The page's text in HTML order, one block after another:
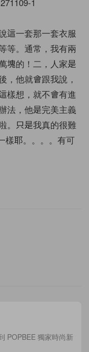
這一套那一套衣服
等。通常，我有兩
塊的！二，人家是
，他就會跟我說，
樣想，就不會有進
法，他是完美主義
。只是我真的很難
樣耶。。。。有可
POPBEE 獨家時尚新